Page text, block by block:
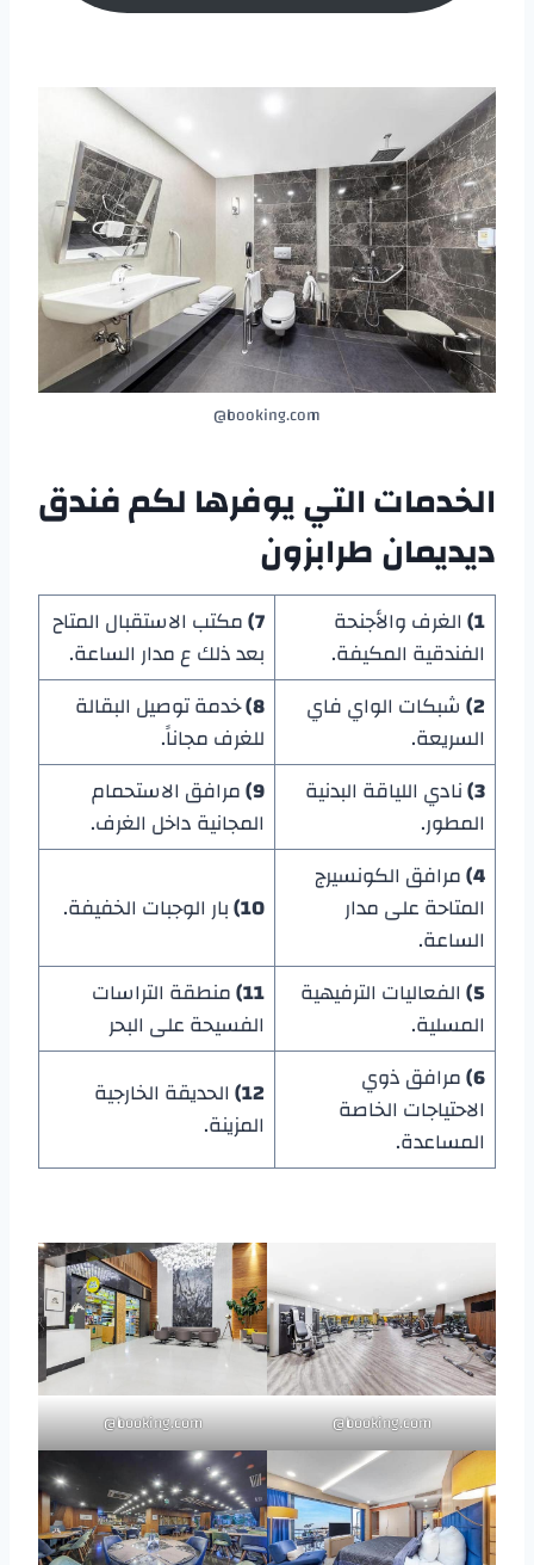
booking.com@
الخدمات التي يوفرها لكمفندق
ديديمان طرابزون
1) الغرف والأجنحة
الفندقية المكيفة.
7) مكتب الاستقبال المتاح
بعد ذلك ع مدار الساعة.
2) شبكات الواي فاي
السريعة.
8) خدمة توصيل البقالة
للغرف مجاناً.
3) نادي اللياقة البدنية
المطور.
9) مرافق الاستحمام
المجانية داخل الغرف.
4) مرافق الكونسيرج
المتاحة على مدار
الساعة.
10) بار الوجبات الخفيفة.
5) الفعاليات الترفيهية
المسلية.
11) منطقة التراسات
الفسيحة على البحر
6) مرافق ذوي
الاحتياجات الخاصة
المساعدة.
12) الحديقة الخارجية
المزينة.
booking.com@
booking.com@